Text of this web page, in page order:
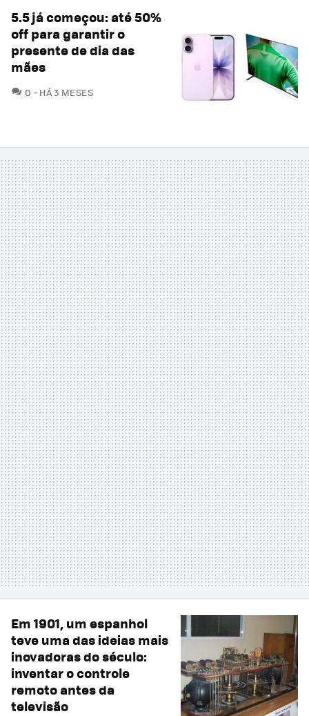
5.5 já começou: até 50%
off para garantir o
presente de dia das
mães
0 COMENTÁRIOS
HÁ 3 MESES
Em 1901, um espanhol
teve uma das ideias mais
inovadoras do século:
inventar o controle
remoto antes da
televisão